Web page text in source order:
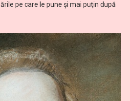
pe care le pune şi mai puţin după